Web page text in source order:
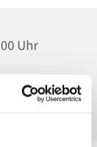
Uhr
13189